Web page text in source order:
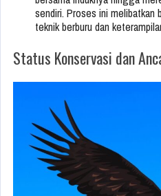
sendiri. Proses ini melibatkan
teknik berburu dan
Status Konservasi dan